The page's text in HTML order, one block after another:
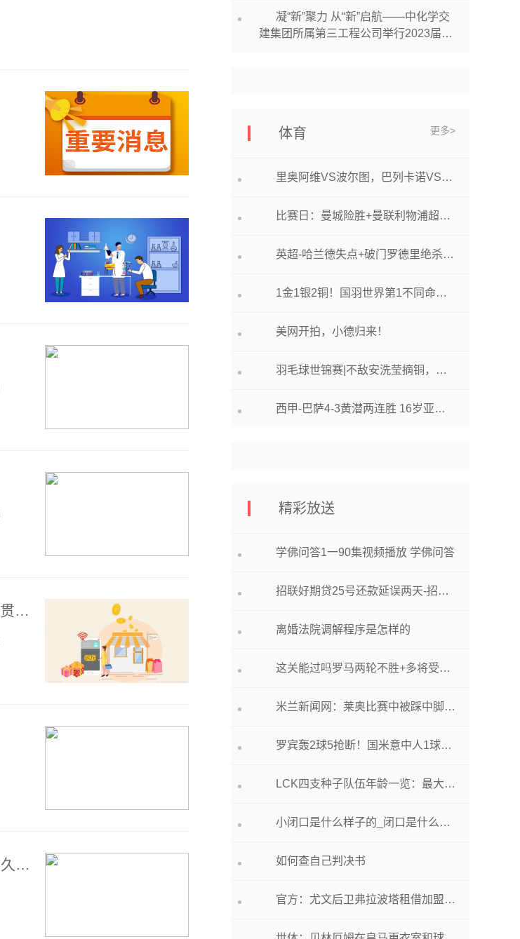
1金1银2铜！国羽世界第1不同命，男单沉沦，陈雨菲大满贯梦碎！
提前还款的借呗关闭了多久能开-提前还款的借呗关闭了多久能开通
凝“新”聚力 从“新”启航——中化学交
建集团所属第三工程公司举行2023届新
体育 更多>
里奥阿维VS波尔图，巴列卡诺VS马竞
比赛日：曼城险胜+曼联利物浦超级逆转 皇萨仁告捷
英超-哈兰德失点+破门罗德里绝杀 曼城2-1开局三连胜
1金1银2铜！国羽世界第1不同命，男单沉沦，陈雨菲大满贯梦碎！
美网开拍，小德归来！
羽毛球世锦赛|不敌安洗莹摘铜，陈雨菲的大满贯还要等多久
西甲-巴萨4-3黄潜两连胜 16岁亚马尔助攻+中框莱万费兰德容破门
精彩放送
学佛问答1一90集视频播放 学佛问答
招联好期贷25号还款延误两天-招联好期贷25号还款延误两天怎么办
离婚法院调解程序是怎样的
这关能过吗罗马两轮不胜+多将受伤，下轮将战两连胜的米兰
米兰新闻网：莱奥比赛中被踩中脚踝，赛后检查无大碍只是皮外伤
罗宾轰2球5抢断！国米意中人1球3解围难救主，AC米兰露出冠军相
LCK四支种子队伍年龄一览：最大与最小选手相差十岁
小闭口是什么样子的_闭口是什么样子的图片
如何查自己判决书
官方：尤文后卫弗拉波塔租借加盟巴里，租期1年含买断选项